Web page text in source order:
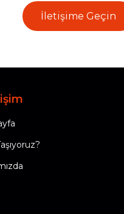
İletişime Geçin